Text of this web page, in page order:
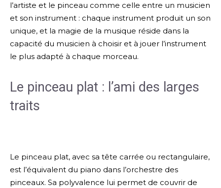
l’artiste et le pinceau comme celle entre un musicien
et son instrument : chaque instrument produit un son
unique, et la magie de la musique réside dans la
capacité du musicien à choisir et à jouer l’instrument
le plus adapté à chaque morceau.
Le pinceau plat : l’ami des larges
traits
Le pinceau plat, avec sa tête carrée ou rectangulaire,
est l’équivalent du piano dans l’orchestre des
pinceaux. Sa polyvalence lui permet de couvrir de